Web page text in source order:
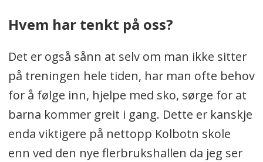
Hvem har tenkt på oss?
Det er også sånn at selv om man ikke sitter
på treningen hele tiden, har man ofte behov
for å følge inn, hjelpe med sko, sørge for at
barna kommer greit i gang. Dette er kanskje
enda viktigere på nettopp Kolbotn skole
enn ved den nye flerbrukshallen da jeg ser